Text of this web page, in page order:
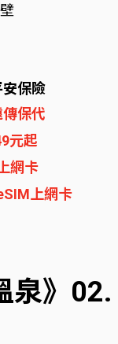
保險
保代
元起
網卡
上網卡
泉》